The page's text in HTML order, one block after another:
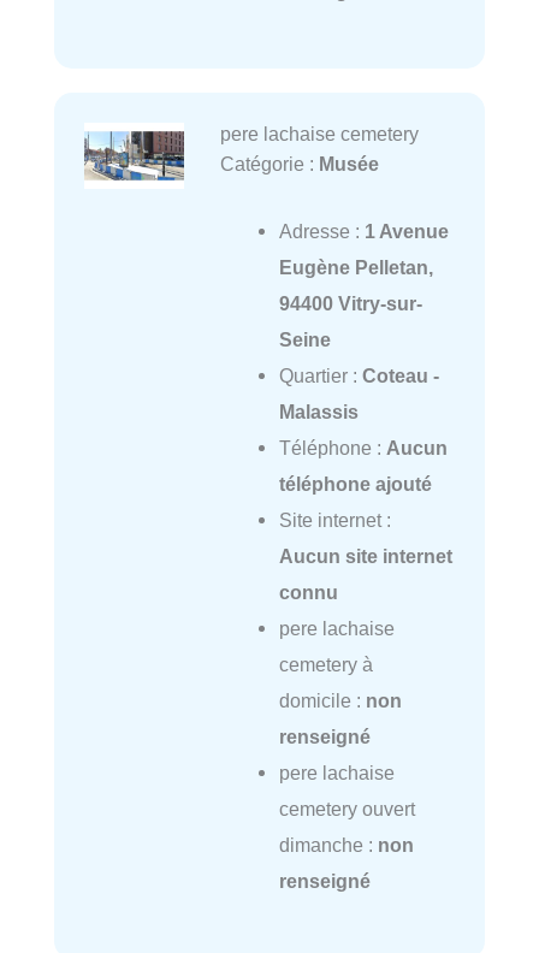
pere lachaise cemetery
Catégorie : Musée
Adresse : 1 Avenue
Eugène Pelletan,
94400 Vitry-sur-
Seine
Quartier : Coteau -
Malassis
Téléphone : Aucun
téléphone ajouté
Site internet :
Aucun site internet
connu
pere lachaise
cemetery à
domicile : non
renseigné
pere lachaise
cemetery ouvert
dimanche : non
renseigné